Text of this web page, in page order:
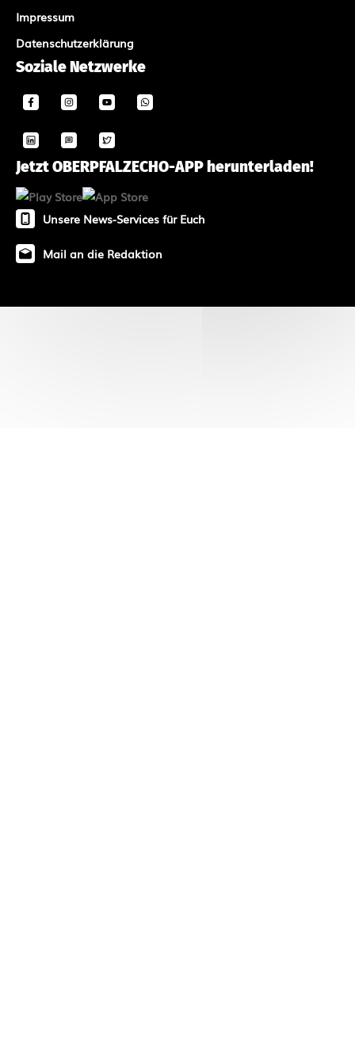
Impressum
Datenschutzerklärung
Soziale Netzwerke
Jetzt OBERPFALZECHO-APP herunterladen!
Unsere News-Services für Euch
Mail an die Redaktion